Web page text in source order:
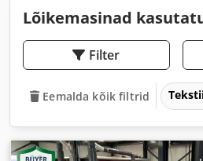
Lõikemasinad
Filter
Eemalda kõik filtrid